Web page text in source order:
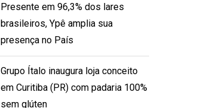
Presente em 96,3% dos lares
brasileiros, Ypê amplia sua
presença no País
Grupo Ítalo inaugura loja conceito
em Curitiba (PR) com padaria 100%
sem glúten